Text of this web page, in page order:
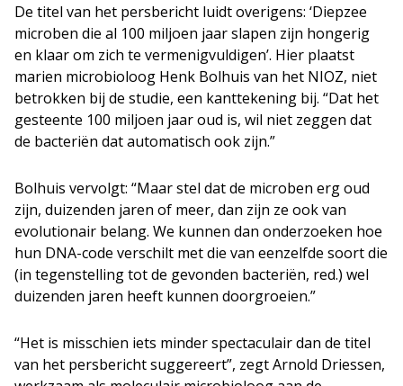
De titel van het persbericht luidt overigens: ‘Diepzee
microben die al 100 miljoen jaar slapen zijn hongerig
en klaar om zich te vermenigvuldigen’. Hier plaatst
marien microbioloog Henk Bolhuis van het NIOZ, niet
betrokken bij de studie, een kanttekening bij. “Dat het
gesteente 100 miljoen jaar oud is, wil niet zeggen dat
de bacteriën dat automatisch ook zijn.”
Bolhuis vervolgt: “Maar stel dat de microben erg oud
zijn, duizenden jaren of meer, dan zijn ze ook van
evolutionair belang. We kunnen dan onderzoeken hoe
hun DNA-code verschilt met die van eenzelfde soort die
(in tegenstelling tot de gevonden bacteriën, red.) wel
duizenden jaren heeft kunnen doorgroeien.”
“Het is misschien iets minder spectaculair dan de titel
van het persbericht suggereert”, zegt Arnold Driessen,